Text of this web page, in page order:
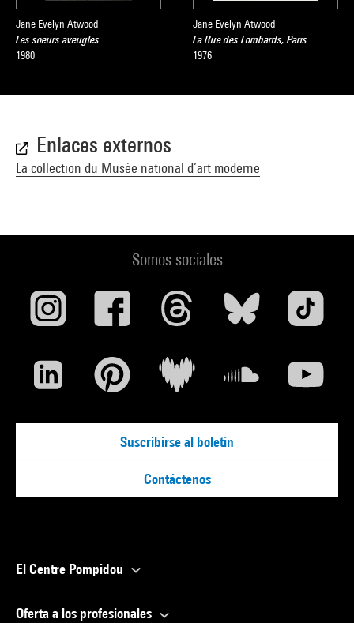
Jane Evelyn Atwood
Les soeurs aveugles
1980
Jane Evelyn Atwood
La Rue des Lombards, Paris
1976
Enlaces externos
La collection du Musée national d’art moderne
Somos sociales
Suscribirse al boletín
Contáctenos
El Centre Pompidou
Oferta a los profesionales